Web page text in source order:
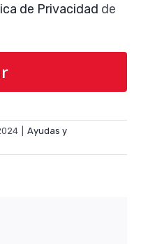
de Privacidad de
Ayudas y